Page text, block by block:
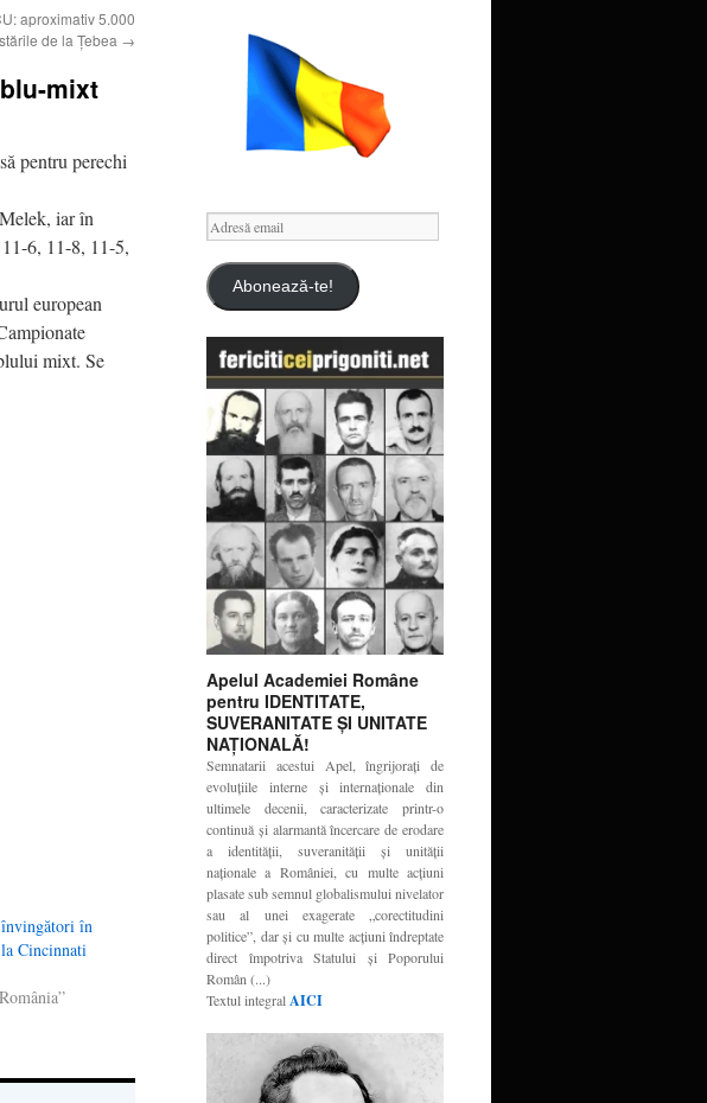
aproximativ 5.000
de la Ţebea →
mixt
pentru perechi
iar în
6, 11-8, 11-5,
european
mixt. Se
în
Cincinnati
Adresă
email
Abonează-te!
Apelul Academiei Române
pentru IDENTITATE,
SUVERANITATE ŞI UNITATE
NAŢIONALĂ!
Semnatarii acestui Apel, îngrijoraţi de
evoluţiile interne şi internaţionale din
ultimele decenii, caracterizate printr-o
continuă şi alarmantă încercare de erodare
a identităţii, suveranităţii şi unităţii
naţionale a României, cu multe acţiuni
plasate sub semnul globalismului nivelator
sau al unei exagerate „corectitudini
politice”, dar şi cu multe acţiuni îndreptate
direct împotriva Statului şi Poporului
Român (...)
Textul integralAICI